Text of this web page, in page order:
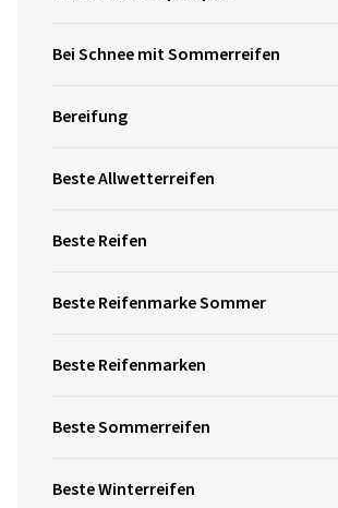
Bei Schnee mit Sommerreifen
Bereifung
Beste Allwetterreifen
Beste Reifen
Beste Reifenmarke Sommer
Beste Reifenmarken
Beste Sommerreifen
Beste Winterreifen